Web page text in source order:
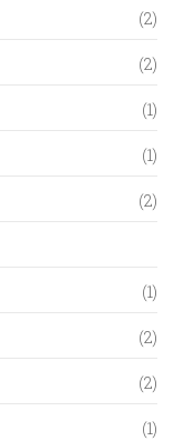
(2)
(2)
(1)
(1)
(2)
(1)
(2)
(2)
(1)